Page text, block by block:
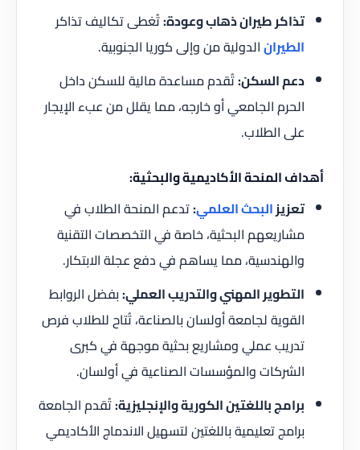
تذاكر طيران ذهاب وعودة:تُغطى تكاليف تذاكر
الطيرانالدولية من وإلى كوريا الجنوبية.
دعم السكن:تُقدم مساعدة مالية للسكن داخل
الحرم الجامعي أو خارجه، مما يقلل من عبء الإيجار
على الطلاب.
أهداف المنحة الأكاديمية والبحثية:
تعزيزالبحث العلمي:تدعم المنحة الطلاب في
مشاريعهم البحثية، خاصة في التخصصات التقنية
والهندسية، مما يساهم في دفع عجلة الابتكار.
التطوير المهني والتدريب العملي:بفضل الروابط
القوية لجامعة أولسان بالصناعة، تُتاح للطلاب فرص
تدريب عملي ومشاريع بحثية موجهة في كبرى
الشركات والمؤسسات الصناعية في أولسان.
برامج باللغتين الكورية والإنجليزية:تُقدم الجامعة
برامج تعليمية باللغتين لتسهيل الاندماج الأكاديمي